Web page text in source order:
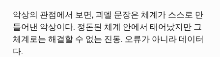
악상의 관점에서 보면, 괴델 문장은 체계가 스스로 만
들어낸 악상이다. 정돈된 체계 안에서 태어났지만 그
체계로는 해결할 수 없는 진동. 오류가 아니라 데이터
다.